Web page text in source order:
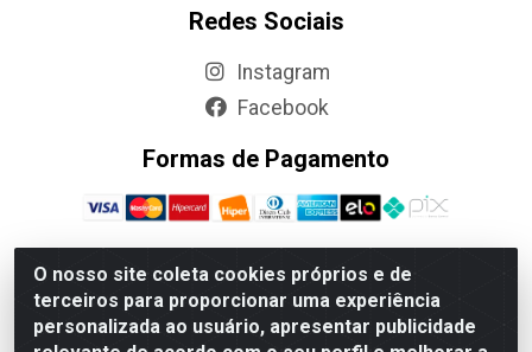
O nosso site coleta cookies próprios e de
terceiros para proporcionar uma experiência
personalizada ao usuário, apresentar publicidade
Redes Sociais
Instagram
Facebook
Formas de Pagamento
Jumbo Alimentos Cascavel - Matriz - Rua Itatiba Do Sul, 161 -
Santos Dumont, Cascavel-PR - CEP 85804-700- CNPJ